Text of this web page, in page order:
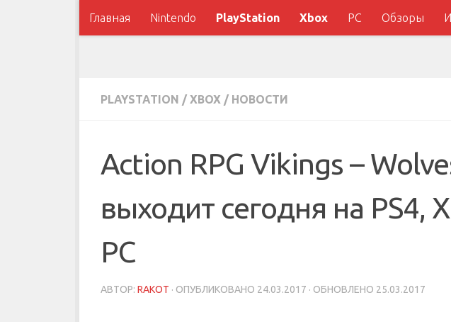
Главная Nintendo PlayStation Xbox PC Обзоры
PLAYSTATION / XBOX / НОВОСТИ
Action RPG Vikings –
выходит сегодня на PS4,
PC
АВТОР: RAKOT · ОПУБЛИКОВАНО 24.03.2017 · ОБНОВЛЕНО 25.03.2017